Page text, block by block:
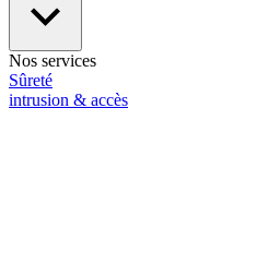
Nos services
Sûreté
intrusion & accès